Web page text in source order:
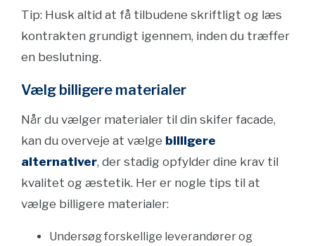
Tip: Husk altid at få tilbudene skriftligt og læs
kontrakten grundigt igennem, inden du træffer
en beslutning.
Vælg billigere materialer
Når du vælger materialer til din skifer facade,
kan du overveje at vælge billigere
alternativer, der stadig opfylder dine krav til
kvalitet og æstetik. Her er nogle tips til at
vælge billigere materialer:
Undersøg forskellige leverandører og